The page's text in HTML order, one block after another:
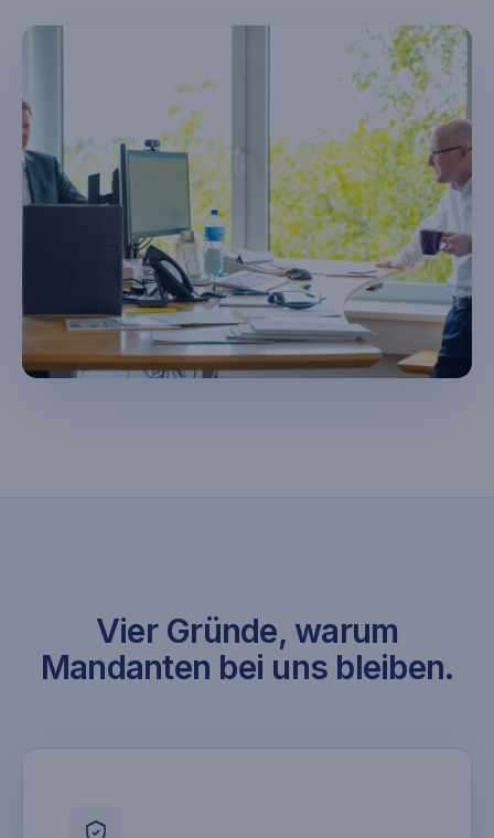
Vier Gründe, warum
Mandanten bei uns bleiben.